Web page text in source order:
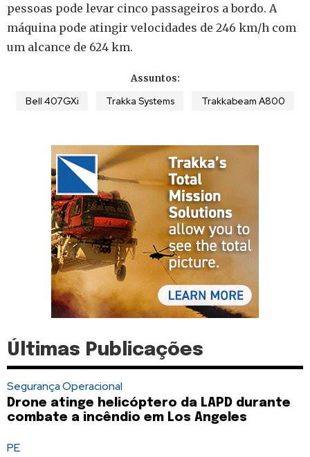
pessoas pode levar cinco passageiros a bordo. A
máquina pode atingir velocidades de 246 km/h com
um alcance de 624 km.
Assuntos:
Bell 407GXi Trakka Systems Trakkabeam A800
Últimas Publicações
Segurança Operacional
Drone atinge helicóptero da LAPD durante
combate a incêndio em Los Angeles
PE